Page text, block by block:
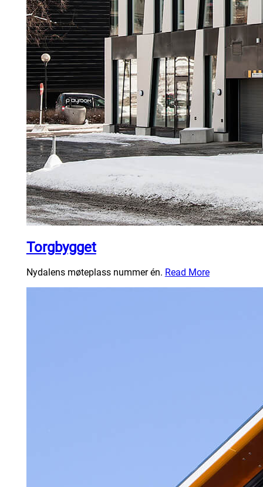
Torgbygget
Nydalens møteplass nummer én. Read More